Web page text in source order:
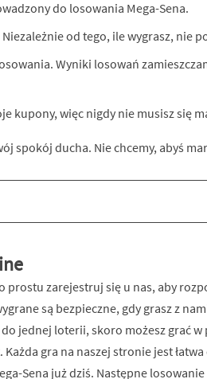
do losowania Mega-Sena.
od tego, ile wygrasz, nie
Wyniki losowań
kupony, więc nigdy nie musisz się
ducha. Nie chcemy, abyś
prostu zarejestruj się u nas, aby
są bezpieczne, gdy grasz z
jednej loterii, skoro możesz grać
gra na naszej stronie jest
Sena już dziś. Następne